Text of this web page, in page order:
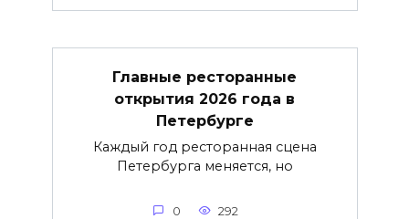
Главные ресторанные
открытия 2026 года в
Петербурге
Каждый год ресторанная сцена
Петербурга меняется, но
0 292